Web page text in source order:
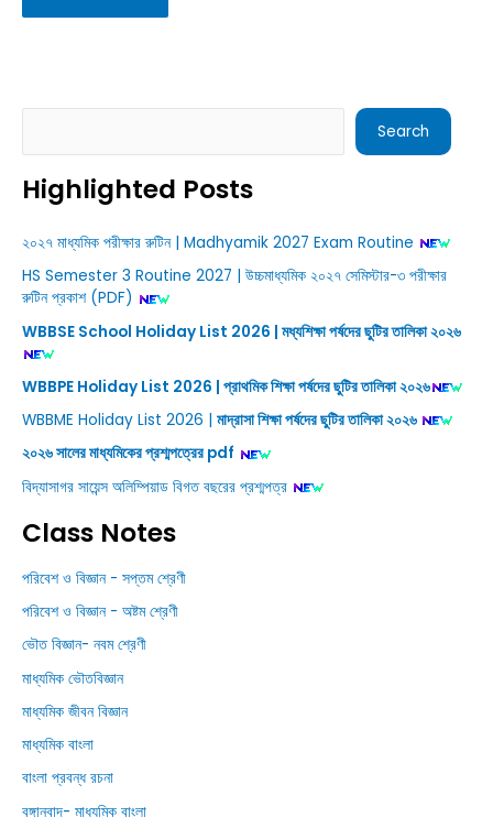
Search
Highlighted Posts
২০২৭ মাধ্যমিক পরীক্ষার রুটিন | Madhyamik 2027 Exam Routine
HS Semester 3 Routine 2027 | উচ্চমাধ্যমিক ২০২৭ সেমিস্টার-৩ পরীক্ষার
রুটিন প্রকাশ (PDF)
WBBSE School Holiday List 2026 | মধ্যশিক্ষা পর্ষদের ছুটির তালিকা ২০২৬
WBBPE Holiday List 2026 | প্রাথমিক শিক্ষা পর্ষদের ছুটির তালিকা ২০২৬
WBBME Holiday List 2026 |
মাদ্রাসা শিক্ষা পর্ষদের ছুটির তালিকা ২০২৬
২০২৬ সালের মাধ্যমিকের প্রশ্মপত্রের pdf
বিদ্যাসাগর সায়েন্স অলিম্পিয়াড বিগত বছরের প্রশ্মপত্র
Class Notes
পরিবেশ ও বিজ্ঞান - সপ্তম শ্রেণী
পরিবেশ ও বিজ্ঞান - অষ্টম শ্রেণী
ভৌত বিজ্ঞান- নবম শ্রেণী
মাধ্যমিক ভৌতবিজ্ঞান
মাধ্যমিক জীবন বিজ্ঞান
মাধ্যমিক বাংলা
বাংলা প্রবন্ধ রচনা
বঙ্গানুবাদ- মাধ্যমিক বাংলা